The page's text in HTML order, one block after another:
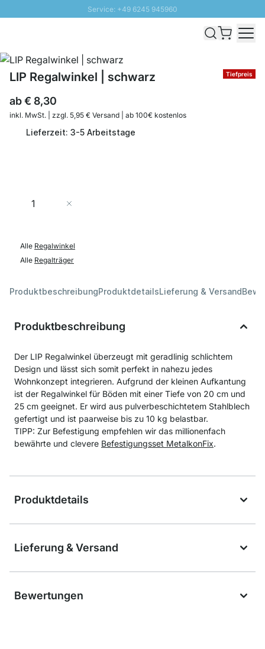
Service: +49 6245 945960
Schnelle Lieferung - Gratis Versand ab 100€
SUNNY SALE: Bis zu 20% Rabatt
Tiefpreis
LIP Regalwinkel | schwarz
ab€ 8,30
inkl. MwSt. | zzgl. 5,95 € Versand | ab 100€ kostenlos
Lieferzeit: 3-5 Arbeitstage
Menge
Alle Regalwinkel
Alle Regalträger
ProduktbeschreibungProduktdetailsLieferung & Versand
Produktbeschreibung
Der LIP Regalwinkel überzeugt mit geradlinig schlichtem
Design und lässt sich somit perfekt in nahezu jedes
Wohnkonzept integrieren. Aufgrund der kleinen Aufkantung
ist der Regalwinkel für Böden mit einer Tiefe von 20 cm und
25 cm geeignet. Er wird aus pulverbeschichtetem Stahlblech
gefertigt und ist paarweise bis zu 10 kg belastbar.
TIPP: Zur Befestigung empfehlen wir das millionenfach
bewährte und clevere Befestigungsset MetalkonFix.
Produktdetails
Lieferung & Versand
Bewertungen